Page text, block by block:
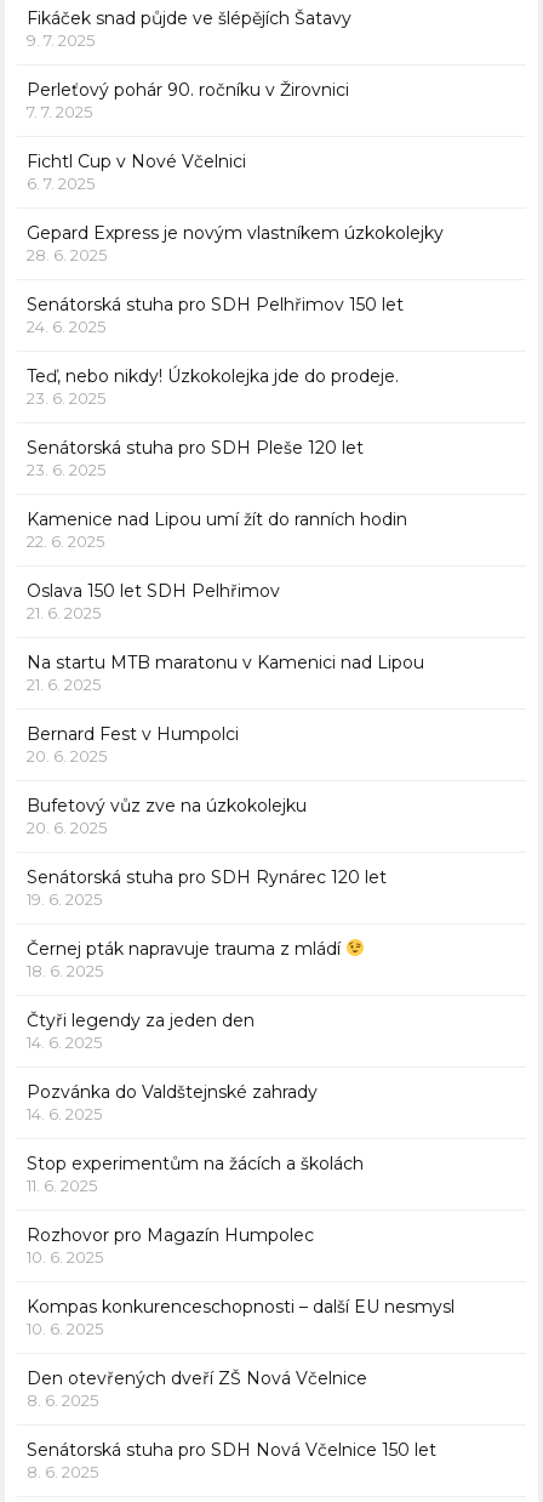
Fikáček snad půjde ve šlépějích Šatavy
9. 7. 2025
Perleťový pohár 90. ročníku v Žirovnici
7. 7. 2025
Fichtl Cup v Nové Včelnici
6. 7. 2025
Gepard Express je novým vlastníkem úzkokolejky
28. 6. 2025
Senátorská stuha pro SDH Pelhřimov 150 let
24. 6. 2025
Teď, nebo nikdy! Úzkokolejka jde do prodeje.
23. 6. 2025
Senátorská stuha pro SDH Pleše 120 let
23. 6. 2025
Kamenice nad Lipou umí žít do ranních hodin
22. 6. 2025
Oslava 150 let SDH Pelhřimov
21. 6. 2025
Na startu MTB maratonu v Kamenici nad Lipou
21. 6. 2025
Bernard Fest v Humpolci
20. 6. 2025
Bufetový vůz zve na úzkokolejku
20. 6. 2025
Senátorská stuha pro SDH Rynárec 120 let
19. 6. 2025
Černej pták napravuje trauma z mládí
18. 6. 2025
Čtyři legendy za jeden den
14. 6. 2025
Pozvánka do Valdštejnské zahrady
14. 6. 2025
Stop experimentům na žácích a školách
11. 6. 2025
Rozhovor pro Magazín Humpolec
10. 6. 2025
Kompas konkurenceschopnosti – další EU nesmysl
10. 6. 2025
Den otevřených dveří ZŠ Nová Včelnice
8. 6. 2025
Senátorská stuha pro SDH Nová Včelnice 150 let
8. 6. 2025